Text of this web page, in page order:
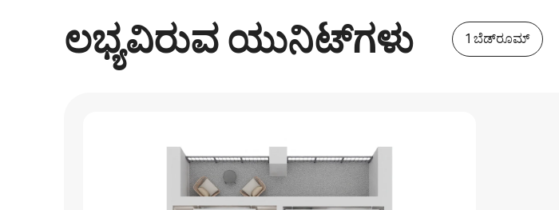
ಲಭ್ಯವಿರುವ ಯುನಿಟ್‌ಗಳು 1 ಬೆಡ್‌ರೂಮ್